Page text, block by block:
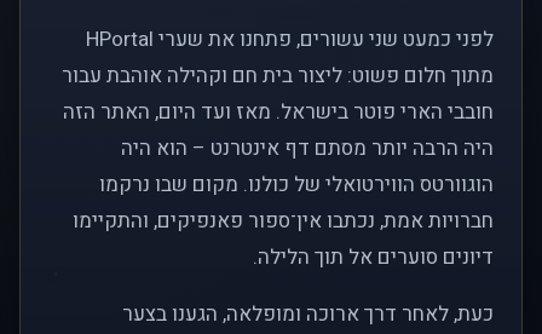
לפני כמעט שני עשורים, פתחנו את שערי HPortal
מתוך חלום פשוט: ליצור בית חם וקהילה אוהבת עבור
חובבי הארי פוטר בישראל. מאז ועד היום, האתר הזה
היה הרבה יותר מסתם דף אינטרנט – הוא היה
הוגוורטס הווירטואלי של כולנו. מקום שבו נרקמו
חברויות אמת, נכתבו אין־ספור פאנפיקים, והתקיימו
דיונים סוערים אל תוך הלילה.
כעת, לאחר דרך ארוכה ומופלאה, הגענו בצער